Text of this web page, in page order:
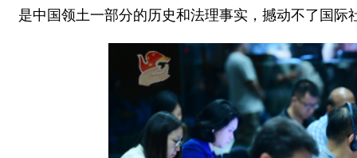
是中国领土一部分的历史和法理事实，撼动不了国际